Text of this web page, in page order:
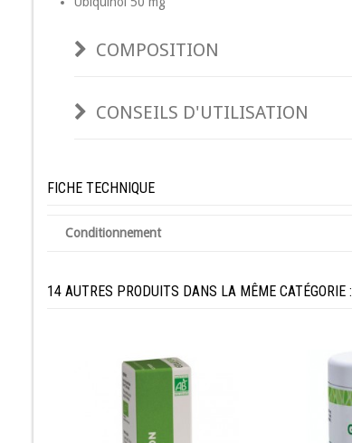
COMPOSITION
CONSEILS D'UTILISATION
FICHE TECHNIQUE
Conditionnement
14 AUTRES PRODUITS DANS LA MÊME CATÉGORIE :